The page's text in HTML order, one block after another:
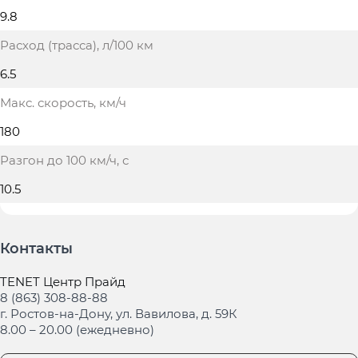
9.8
Расход (трасса), л/100 км
6.5
Макс. скорость, км/ч
180
Разгон до 100 км/ч, с
10.5
Контакты
TENET Центр Прайд
8 (863) 308-88-88
г. Ростов-на-Дону, ул. Вавилова, д. 59К
8.00 – 20.00 (ежедневно)